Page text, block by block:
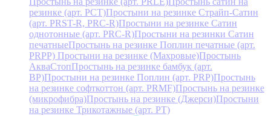
резинке (арт. PCT)Простыни на резинке Страйп-Сатин
(арт. PRST-R, PRC-R)Простыни на резинке Сатин
однотонные (арт. PRC-R)Простыни на резинки Сатин
печатныеПростынь на резинке Поплин печатные (арт.
PRPP) Простыни на резинке (Махровые)Простынь
АкваСтопПростынь на резинке бамбук (арт.
BP)Простыни на резинке Поплин (арт. PRP)Простынь
на резинке софткоттон (арт. PRMF)Простынь на резинке
(микрофибра)Простынь на резинке (Джерси)Простыни
на резинке Трикотажные (арт. РТ)